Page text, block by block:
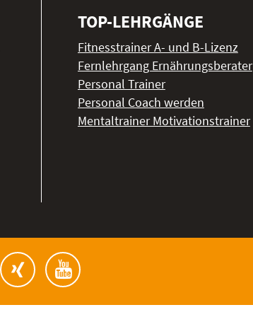
TOP-LEHRGÄNGE
Fitnesstrainer A- und B-Lizenz
Fernlehrgang Ernährungsberater
Personal Trainer
Personal Coach werden
Mentaltrainer Motivationstrainer